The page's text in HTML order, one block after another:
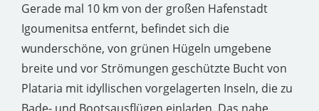
Gerade mal 10 km von der großen Hafenstadt
Igoumenitsa entfernt, befindet sich die
wunderschöne, von grünen Hügeln umgebene
breite und vor Strömungen geschützte Bucht von
Plataria mit idyllischen vorgelagerten Inseln, die zu